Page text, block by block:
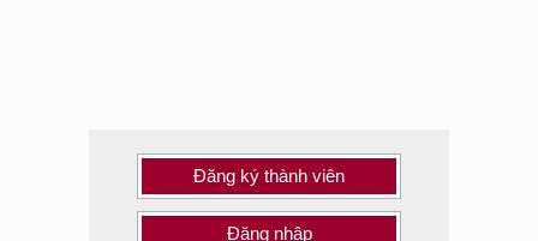
Đăng ký thành viên
Đăng nhập